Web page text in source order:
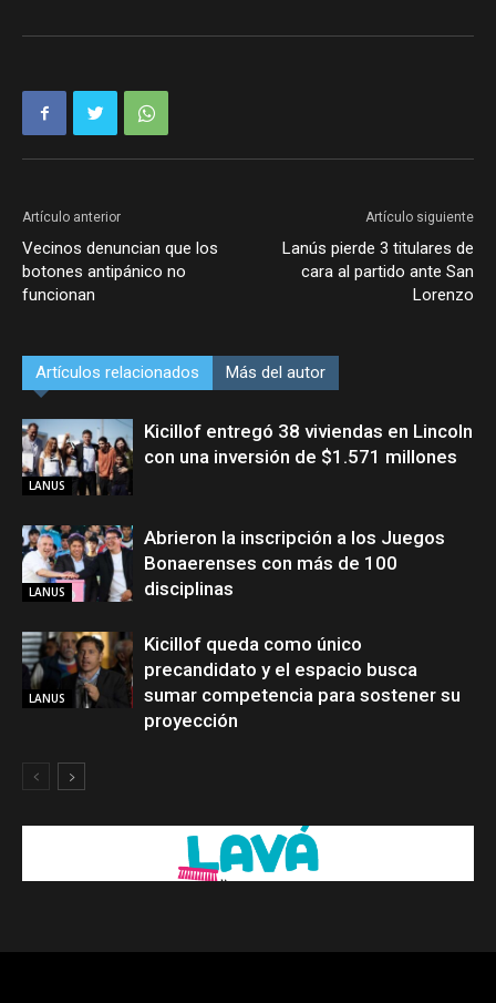
Artículo anterior
Vecinos denuncian que los
botones antipánico no
funcionan
Artículo siguiente
Lanús pierde 3 titulares de
cara al partido ante San
Lorenzo
Artículos relacionados Más del autor
LANUS
Kicillof entregó 38 viviendas en Lincoln
con una inversión de $1.571 millones
LANUS
Abrieron la inscripción a los Juegos
Bonaerenses con más de 100
disciplinas
LANUS
Kicillof queda como único
precandidato y el espacio busca
sumar competencia para sostener su
proyección